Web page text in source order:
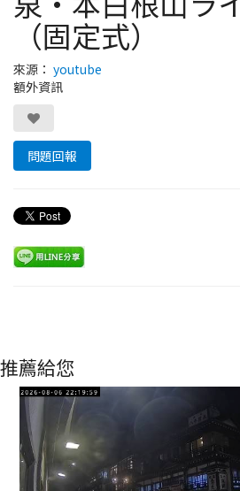
（固定式）
來源： youtube
額外資訊
問題回報
推薦給您